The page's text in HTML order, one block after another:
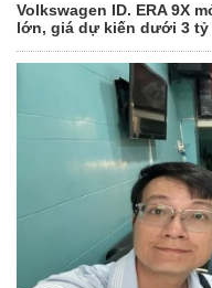
Volkswagen ID. ERA 9X
lớn, giá dự kiến dưới 3 tỷ